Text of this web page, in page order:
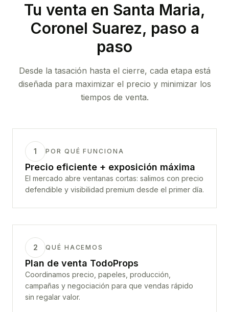
Tu venta en Santa Maria,
Coronel Suarez, paso a
paso
Desde la tasación hasta el cierre, cada etapa está
diseñada para maximizar el precio y minimizar los
tiempos de venta.
1 POR QUÉ FUNCIONA
Precio eficiente + exposición máxima
El mercado abre ventanas cortas: salimos con precio
defendible y visibilidad premium desde el primer día.
2 QUÉ HACEMOS
Plan de venta TodoProps
Coordinamos precio, papeles, producción,
campañas y negociación para que vendas rápido
sin regalar valor.